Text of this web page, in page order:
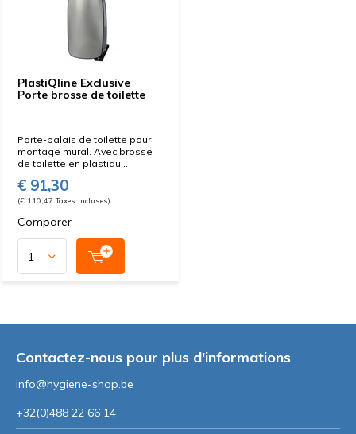
PlastiQline Exclusive
Porte brosse de toilette
Porte-balais de toilette pour
montage mural. Avec brosse
de toilette en plastiqu...
€ 91,30
(€ 110,47 Taxes incluses)
Comparer
Contactez-nous pour plus d'informations
info@hygiene-shop.be
+32(0)488 22 66 14